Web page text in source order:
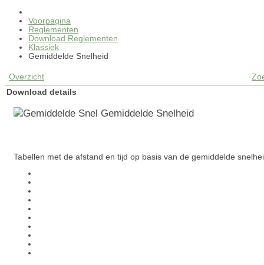
Voorpagina
Reglementen
Download Reglementen
Klassiek
Gemiddelde Snelheid
Overzicht
Download details
Gemiddelde Snelheid
Tabellen met de afstand en tijd op basis van de gemiddelde